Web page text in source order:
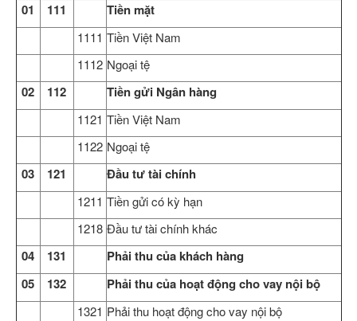
01
111 Tiền mặt
1111 Tiền Việt Nam
1112 Ngoại tệ
02 112 Tiền gửi Ngân hàng
1121 Tiền Việt Nam
1122 Ngoại tệ
03 121 Đầu tư tài chính
1211 Tiền gửi có kỳ hạn
1218 Đầu tư tài chính khác
04 131
Phải thu của khách hàng
05
132 Phải thu của hoạt động cho vay nội bộ
1321 Phải thu hoạt động cho vay nội bộ